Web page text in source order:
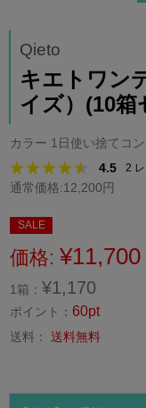
Qieto
キエトワン
イズ）(10箱
カラー 1日使い捨てコ
4.5
2
通常価格:12,200円
SALE
価格: ¥11,700
1箱： ¥1,170
ポイント： 60pt
送料：送料無料